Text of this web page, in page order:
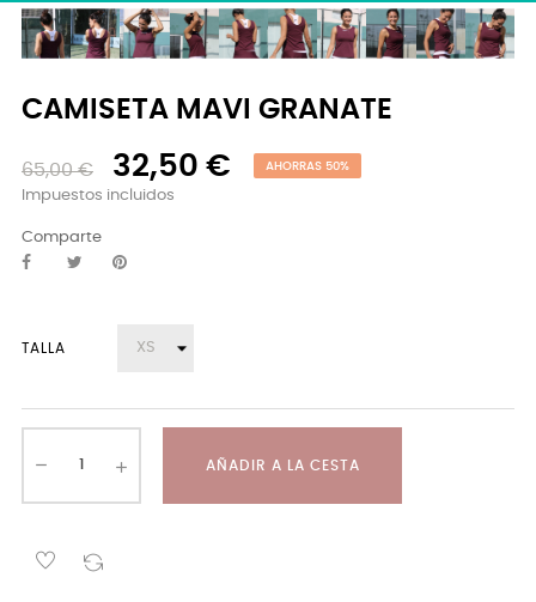
palanca
CAMISETA MAVI GRANATE
65,00 € 32,50 € AHORRAS 50%
Impuestos incluidos
Comparte
TALLA
AÑADIR A LA CESTA